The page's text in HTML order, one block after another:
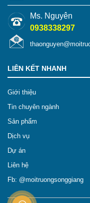
Ms. Nguyên
0938338297
LIÊN KẾT NHANH
Giới thiệu
Tin chuyên ngành
Sản phẩm
Dịch vụ
Dự án
Liên hệ
Fb: @moitruongsonggiang